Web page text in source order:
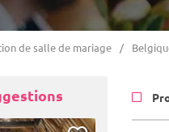
de salle de mariage